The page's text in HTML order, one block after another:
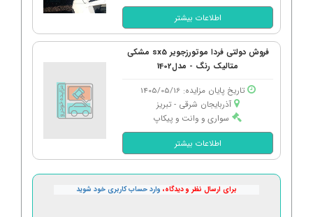
اطلاعات بیشتر
فروش دولتی فردا موتورزجویر sx5 مشکی
متالیک رنگ - مدل1402
تاریخ پایان مزایده: 1405/05/16
آذربایجان شرقی - تبریز
سواری و وانت و پیکاپ
اطلاعات بیشتر
برای ارسال نظر و دیدگاه، وارد حساب کاربری خود شوید